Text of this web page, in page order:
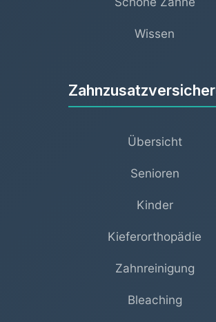
Wissen
Übersicht
Senioren
Kinder
Kieferorthopädie
Zahnreinigung
Bleaching